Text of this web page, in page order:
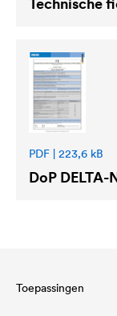
PDF | 223,6 kB
DoP DELTA-
Toepassingen